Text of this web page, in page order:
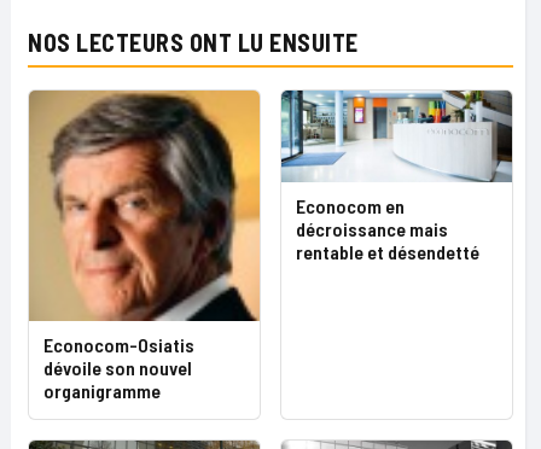
NOS LECTEURS ONT LU ENSUITE
Econocom-Osiatis
dévoile son nouvel
organigramme
Econocom en
décroissance mais
rentable et désendetté